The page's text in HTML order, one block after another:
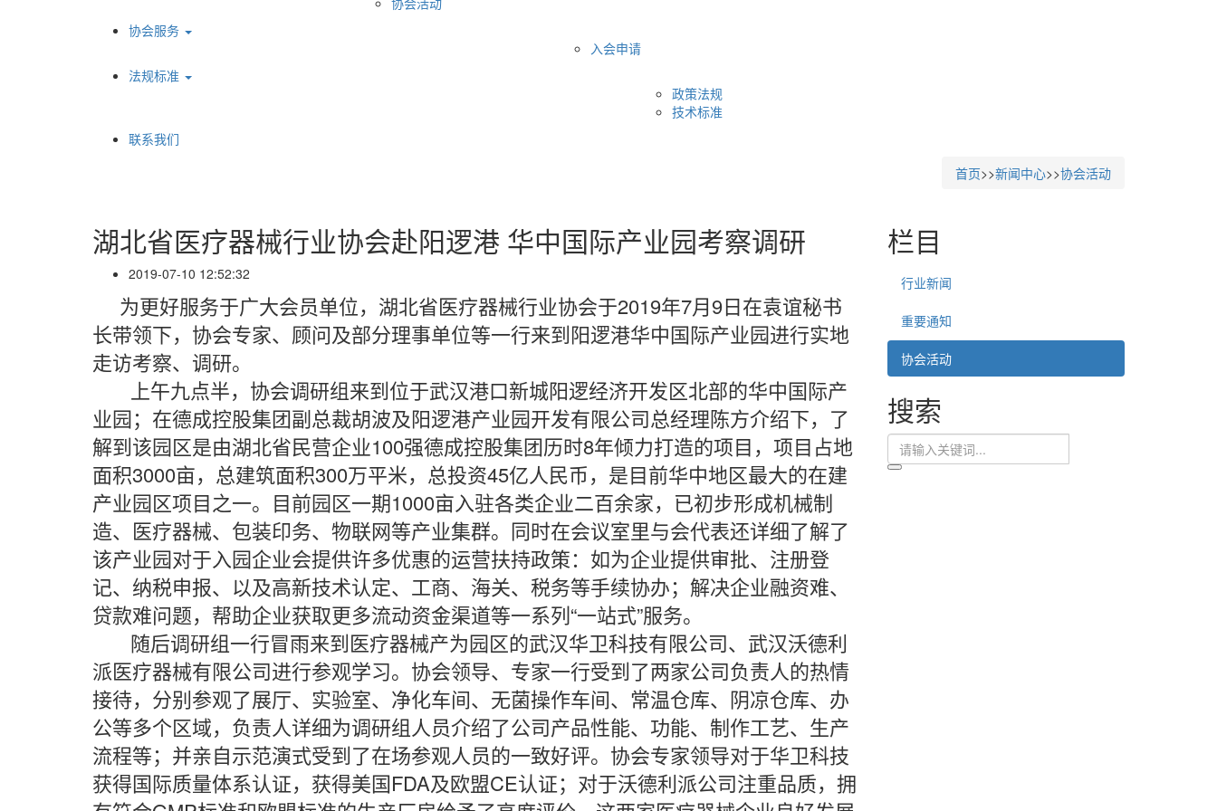
协会服务
入会申请
法规标准
政策法规
技术标准
联系我们
首页>>新闻中心>>协会活动
湖北省医疗器械行业协会赴阳逻港 华中国际产业园考察调研
2019-07-10 12:52:32
为更好服务于广大会员单位，湖北省医疗器械行业协会于2019年7月9日在袁谊秘书
长带领下，协会专家、顾问及部分理事单位等一行来到阳逻港华中国际产业园进行实地
走访考察、调研。
上午九点半，协会调研组来到位于武汉港口新城阳逻经济开发区北部的华中国际产
业园；在德成控股集团副总裁胡波及阳逻港产业园开发有限公司总经理陈方介绍下，了
解到该园区是由湖北省民营企业100强德成控股集团历时8年倾力打造的项目，项目占地
面积3000亩，总建筑面积300万平米，总投资45亿人民币，是目前华中地区最大的在建
产业园区项目之一。目前园区一期1000亩入驻各类企业二百余家，已初步形成机械制
造、医疗器械、包装印务、物联网等产业集群。同时在会议室里与会代表还详细了解了
该产业园对于入园企业会提供许多优惠的运营扶持政策：如为企业提供审批、注册登
记、纳税申报、以及高新技术认定、工商、海关、税务等手续协办；解决企业融资难、
贷款难问题，帮助企业获取更多流动资金渠道等一系列“一站式”服务。
随后调研组一行冒雨来到医疗器械产为园区的武汉华卫科技有限公司、武汉沃德利
派医疗器械有限公司进行参观学习。协会领导、专家一行受到了两家公司负责人的热情
接待，分别参观了展厅、实验室、净化车间、无菌操作车间、常温仓库、阴凉仓库、办
公等多个区域，负责人详细为调研组人员介绍了公司产品性能、功能、制作工艺、生产
流程等；并亲自示范演式受到了在场参观人员的一致好评。协会专家领导对于华卫科技
获得国际质量体系认证，获得美国FDA及欧盟CE认证；对于沃德利派公司注重品质，拥
栏目
行业新闻
重要通知
协会活动
搜索